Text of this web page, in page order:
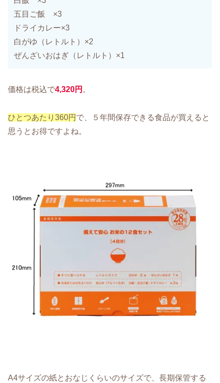
五目ご飯 ×3
ドライカレー×3
白がゆ（レトルト）×2
ぜんざいおはぎ（レトルト）×1
価格は税込で4,320円 。
ひとつあたり360円 で、５年間保存できる食品が買えると
思うとお得ですよね。
A4サイズの紙とおなじくらいのサイズで、長期保管する